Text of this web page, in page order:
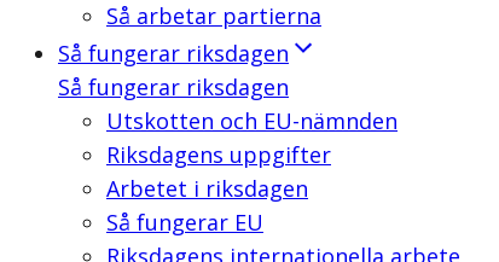
Så arbetar partierna
Så fungerar riksdagen
Så fungerar riksdagen
Utskotten och EU-nämnden
Riksdagens uppgifter
Arbetet i riksdagen
Så fungerar EU
Riksdagens internationella arbete